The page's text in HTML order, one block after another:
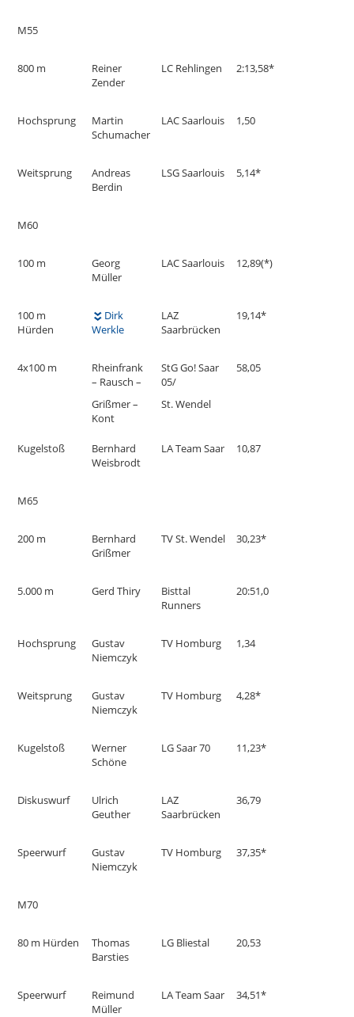
M55
800 m
Reiner
Zender
LC Rehlingen 2:13,58*
Hochsprung
Martin
Schumacher
LAC Saarlouis 1,50
Weitsprung
Andreas
Berdin
LSG Saarlouis 5,14*
M60
100 m
Georg
Müller
LAC Saarlouis 12,89(*)
100 m
Hürden
Dirk
Werkle
LAZ
Saarbrücken
19,14*
4x100 m
Rheinfrank
– Rausch –
Grißmer –
Kont
StG Go! Saar
05/
St. Wendel
58,05
Kugelstoß
Bernhard
Weisbrodt
LA Team Saar 10,87
M65
200 m
Bernhard
Grißmer
TV St. Wendel 30,23*
5.000 m Gerd Thiry
Bisttal
Runners
20:51,0
Hochsprung
Gustav
Niemczyk
TV Homburg 1,34
Weitsprung
Gustav
Niemczyk
TV Homburg 4,28*
Kugelstoß
Werner
Schöne
LG Saar 70 11,23*
Diskuswurf
Ulrich
Geuther
LAZ
Saarbrücken
36,79
Speerwurf
Gustav
Niemczyk
TV Homburg 37,35*
M70
80 m Hürden
Thomas
Barsties
LG Bliestal 20,53
Speerwurf
Reimund
Müller
LA Team Saar 34,51*